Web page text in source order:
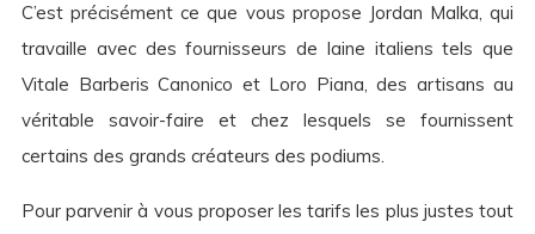
C’est précisément ce que vous propose Jordan Malka, qui
travaille avec des fournisseurs de laine italiens tels que
Vitale Barberis Canonico et Loro Piana, des artisans au
véritable savoir-faire et chez lesquels se fournissent
certains des grands créateurs des podiums.
Pour parvenir à vous proposer les tarifs les plus justes tout